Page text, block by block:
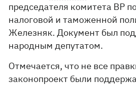
председателя комитета ВР
налоговой и таможенной
Железняк. Документ был
народным депутатом.
Отмечается, что не все
законопроект были